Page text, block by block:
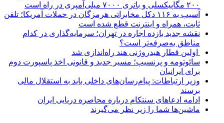
۲۰۰ مگاپیکسلی و باتری ۷۰۰۰ میلی‌آمپری در راه است
آسیب به ۱۱۶ دکل مخابراتی هرمزگان در حملات آمریکا؛ تلفن
ثابت، همراه و اینترنت ‌قطع شده است
نقشه جدید بازده اجاره در تهران؛ سرمایه‌گذاری در کدام
مناطق به‌صرفه‌تر است؟
اولین قطار هیدروژنی هند راه‌اندازی شد
سائوتومه و پرنسیپ؛ مسیر جدید و قانونی اخذ پاسپورت دوم
برای ایرانیان
وزیر ارتباطات: پیام‌رسان‌های داخلی باید به استقلال مالی
برسند
ادامه ادعاهای سنتکام درباره محاصره دریایی ایران
ماشین‌ها شما را زیر نظر می‌گیرند